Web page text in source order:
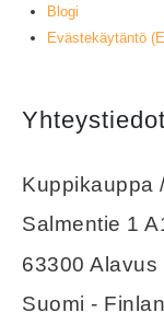
Blogi
Evästekäytäntö
Yhteystiedot
Kuppikauppa
Salmentie 1
63300 Alavus
Suomi -